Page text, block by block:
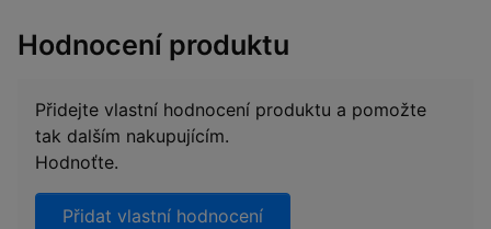
Hodnocení produktu
Přidejte vlastní hodnocení produktu a pomožte
tak dalším nakupujícím.
Hodnoťte.
Přidat vlastní hodnocení